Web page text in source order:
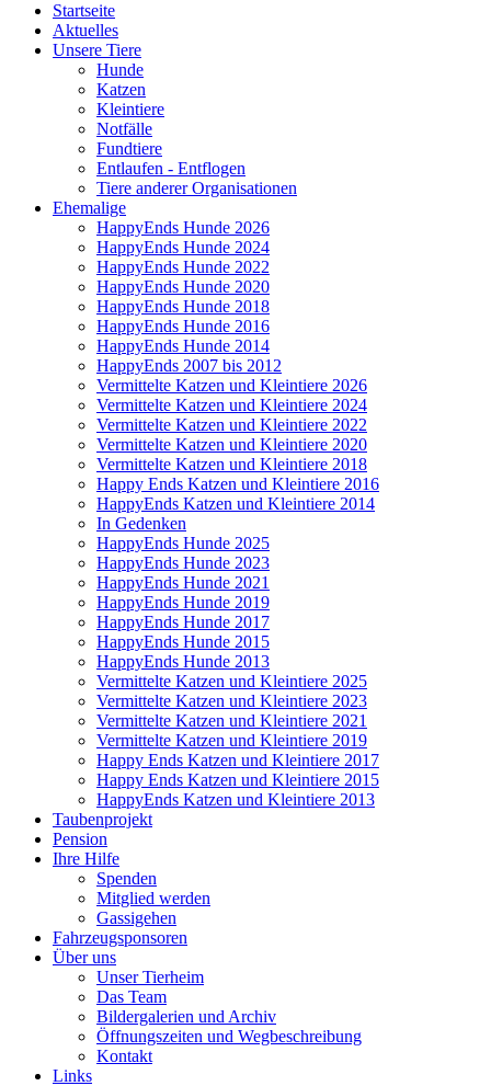
Startseite
Aktuelles
Unsere Tiere
Hunde
Katzen
Kleintiere
Notfälle
Fundtiere
Entlaufen - Entflogen
Tiere anderer Organisationen
Ehemalige
HappyEnds Hunde 2026
HappyEnds Hunde 2024
HappyEnds Hunde 2022
HappyEnds Hunde 2020
HappyEnds Hunde 2018
HappyEnds Hunde 2016
HappyEnds Hunde 2014
HappyEnds 2007 bis 2012
Vermittelte Katzen und Kleintiere 2026
Vermittelte Katzen und Kleintiere 2024
Vermittelte Katzen und Kleintiere 2022
Vermittelte Katzen und Kleintiere 2020
Vermittelte Katzen und Kleintiere 2018
Happy Ends Katzen und Kleintiere 2016
HappyEnds Katzen und Kleintiere 2014
In Gedenken
HappyEnds Hunde 2025
HappyEnds Hunde 2023
HappyEnds Hunde 2021
HappyEnds Hunde 2019
HappyEnds Hunde 2017
HappyEnds Hunde 2015
HappyEnds Hunde 2013
Vermittelte Katzen und Kleintiere 2025
Vermittelte Katzen und Kleintiere 2023
Vermittelte Katzen und Kleintiere 2021
Vermittelte Katzen und Kleintiere 2019
Happy Ends Katzen und Kleintiere 2017
Happy Ends Katzen und Kleintiere 2015
HappyEnds Katzen und Kleintiere 2013
Taubenprojekt
Pension
Ihre Hilfe
Spenden
Mitglied werden
Gassigehen
Fahrzeugsponsoren
Über uns
Unser Tierheim
Das Team
Bildergalerien und Archiv
Öffnungszeiten und Wegbeschreibung
Kontakt
Links